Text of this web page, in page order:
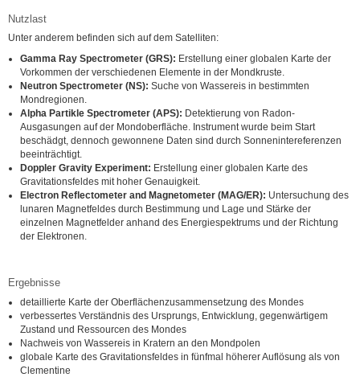
Nutzlast
Unter anderem befinden sich auf dem Satelliten:
Gamma Ray Spectrometer (GRS): Erstellung einer globalen Karte der
Vorkommen der verschiedenen Elemente in der Mondkruste.
Neutron Spectrometer (NS): Suche von Wassereis in bestimmten
Mondregionen.
Alpha Partikle Spectrometer (APS): Detektierung von Radon-
Ausgasungen auf der Mondoberfläche. Instrument wurde beim Start
beschädgt, dennoch gewonnene Daten sind durch Sonnenintereferenzen
beeinträchtigt.
Doppler Gravity Experiment: Erstellung einer globalen Karte des
Gravitationsfeldes mit hoher Genauigkeit.
Electron Reflectometer and Magnetometer (MAG/ER): Untersuchung des
lunaren Magnetfeldes durch Bestimmung und Lage und Stärke der
einzelnen Magnetfelder anhand des Energiespektrums und der Richtung
der Elektronen.
Ergebnisse
detaillierte Karte der Oberflächenzusammensetzung des Mondes
verbessertes Verständnis des Ursprungs, Entwicklung, gegenwärtigem
Zustand und Ressourcen des Mondes
Nachweis von Wassereis in Kratern an den Mondpolen
globale Karte des Gravitationsfeldes in fünfmal höherer Auflösung als von
Clementine